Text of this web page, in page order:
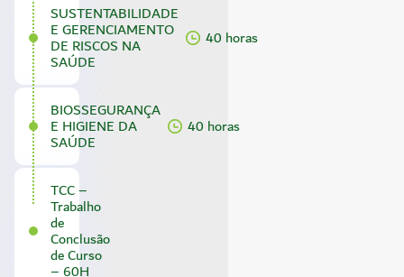
SUSTENTABILIDADE
E GERENCIAMENTO
DE RISCOS NA
SAÚDE
40 horas
BIOSSEGURANÇA
E HIGIENE DA
SAÚDE
40 horas
TCC –
Trabalho
de
Conclusão
de Curso
– 60H